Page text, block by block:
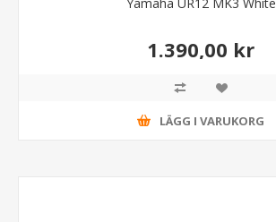
1.390,00 kr
LÄGG I VARUKORG